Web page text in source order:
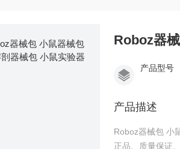
Roboz器
产品型号
产品描述
Roboz器械包 小
正品、质量保证